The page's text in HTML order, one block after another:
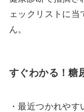
ェックリストに当
ん。
すぐわかる！糖
・最近つかれやす